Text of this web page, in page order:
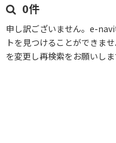
0件
申し訳ございません。e-
トを見つけることができま
を変更し再検索をお願いしま